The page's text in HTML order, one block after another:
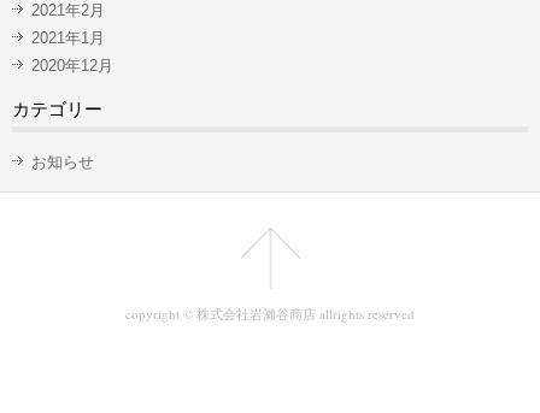
2021年2月
2021年1月
2020年12月
カテゴリー
お知らせ
copyright © 株式会社岩瀨谷商店 allrights reserved